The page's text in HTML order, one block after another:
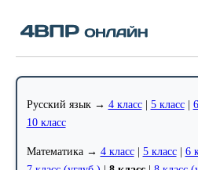
Русский язык → 4 класс| 5 класс|
10 класс
Математика → 4 класс| 5 класс| 6